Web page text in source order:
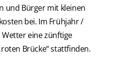
und Bürger mit kleinen
bei. Im Frühjahr /
eine zünftige
Brücke“ stattfinden.